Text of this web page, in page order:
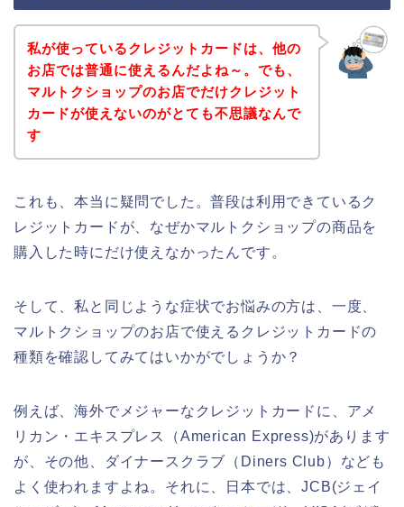
私が使っているクレジットカードは、他の
お店では普通に使えるんだよね～。でも、
マルトクショップのお店でだけクレジット
カードが使えないのがとても不思議なんで
す
これも、本当に疑問でした。普段は利用できているク
レジットカードが、なぜかマルトクショップの商品を
購入した時にだけ使えなかったんです。
そして、私と同じような症状でお悩みの方は、一度、
マルトクショップのお店で使えるクレジットカードの
種類を確認してみてはいかがでしょうか？
例えば、海外でメジャーなクレジットカードに、アメ
リカン・エキスプレス（American Express)があります
が、その他、ダイナースクラブ（Diners Club）なども
よく使われますよね。それに、日本では、JCB(ジェイ